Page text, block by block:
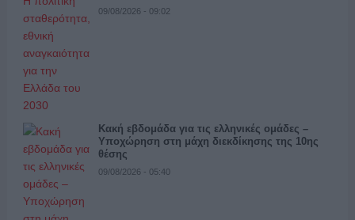
09/08/2026 - 09:02
Κακή εβδομάδα για τις ελληνικές ομάδες –
Υποχώρηση στη μάχη διεκδίκησης της 10ης
θέσης
09/08/2026 - 05:40